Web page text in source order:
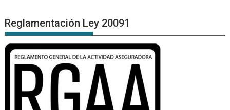
Reglamentación Ley 20091